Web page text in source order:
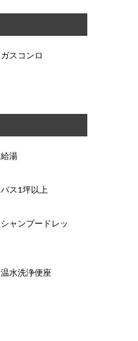
ガスコンロ
給湯
バス1坪以上
シャンプードレッ
温水洗浄便座